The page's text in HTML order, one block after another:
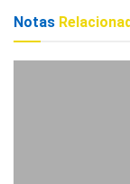
Notas